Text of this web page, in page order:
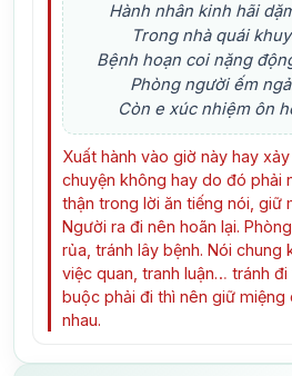
Hành nhân kinh hãi
Trong nhà quái
Bệnh hoạn coi nặng
Phòng người ếm
Còn e xúc nhiệm ôn
Xuất hành vào giờ này hay
chuyện không hay do đó phải
thận trong lời ăn tiếng nói, giữ
Người ra đi nên hoãn lại.
rủa, tránh lây bệnh. Nói chung
việc quan, tranh luận… tránh
buộc phải đi thì nên giữ miệng
nhau.